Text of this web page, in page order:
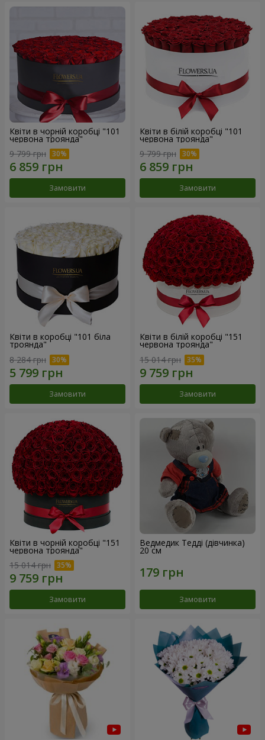
Квіти в чорній коробці "101
червона троянда"
9 799 грн
Замовити
Квіти в білій коробці "101
червона троянда"
9 799 грн
Замовити
Квіти в коробці "101 біла
троянда"
8 284 грн
Замовити
Квіти в білій коробці "151
червона троянда"
15 014 грн
Замовити
Квіти в чорній коробці "151
червона троянда"
15 014 грн
Замовити
Ведмедик Тедді (дівчинка)
20 см
Замовити